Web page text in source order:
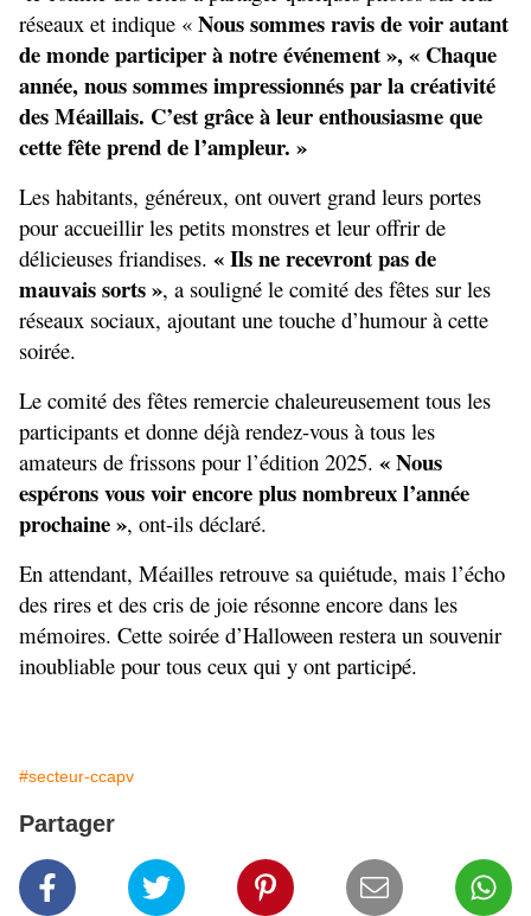
réseaux et indique « Nous sommes ravis de voir autant
de monde participer à notre événement », « Chaque
année, nous sommes impressionnés par la créativité
des Méaillais. C’est grâce à leur enthousiasme que
cette fête prend de l’ampleur. »
Les habitants, généreux, ont ouvert grand leurs portes
pour accueillir les petits monstres et leur offrir de
délicieuses friandises. « Ils ne recevront pas de
mauvais sorts », a souligné le comité des fêtes sur les
réseaux sociaux, ajoutant une touche d’humour à cette
soirée.
Le comité des fêtes remercie chaleureusement tous les
participants et donne déjà rendez-vous à tous les
amateurs de frissons pour l’édition 2025. « Nous
espérons vous voir encore plus nombreux l’année
prochaine », ont-ils déclaré.
En attendant, Méailles retrouve sa quiétude, mais l’écho
des rires et des cris de joie résonne encore dans les
mémoires. Cette soirée d’Halloween restera un souvenir
inoubliable pour tous ceux qui y ont participé.
#secteur-ccapv
Partager